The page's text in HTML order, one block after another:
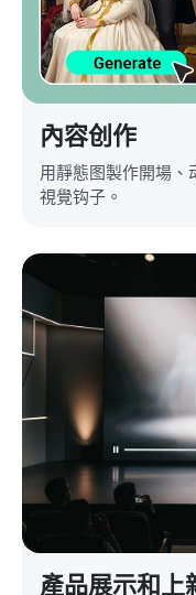
內容创作
用靜態图製作開場、
視覺钩子。
產品展示和上